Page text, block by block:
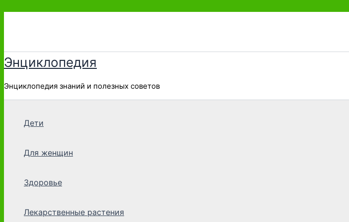
Перейти
Энциклопедия
Энциклопедия знаний и полезных советов
Дети
Для женщин
Здоровье
Лекарственные растения